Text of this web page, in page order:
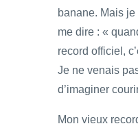
banane. Mais je
me dire : «
record officiel,
Je ne venais
d’imaginer
Mon vieux